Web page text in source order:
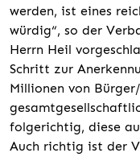
werden, ist eines
würdig“, so der
Herrn Heil
Schritt zur
Millionen von
folgerichtig, diese
Auch richtig ist der